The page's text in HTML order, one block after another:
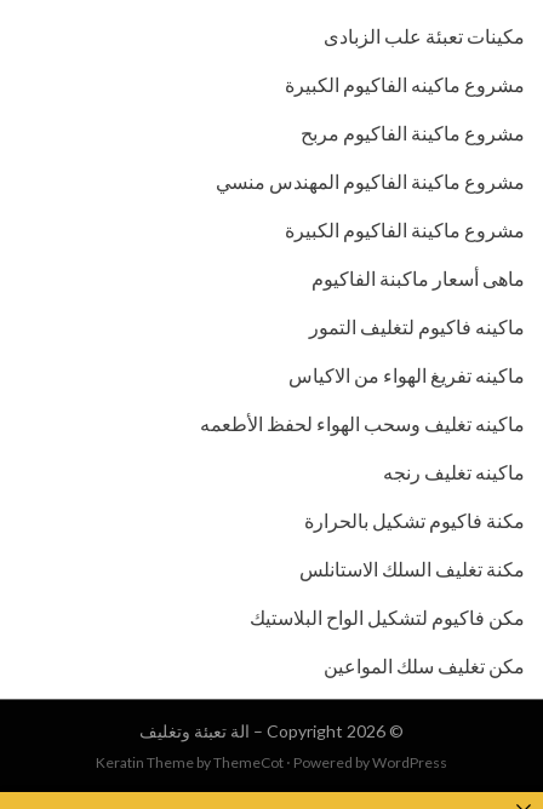
مكينات تعبئة علب الزبادى
مشروع ماكينه الفاكيوم الكبيرة
مشروع ماكينة الفاكيوم مربح
مشروع ماكينة الفاكيوم المهندس منسي
مشروع ماكينة الفاكيوم الكبيرة
ماهى أسعار ماكبنة الفاكيوم
ماكينه فاكيوم لتغليف التمور
ماكينه تفريغ الهواء من الاكياس
ماكينه تغليف وسحب الهواء لحفظ الأطعمه
ماكينه تغليف رنجه
مكنة فاكيوم تشكيل بالحرارة
مكنة تغليف السلك الاستانلس
مكن فاكيوم لتشكيل الواح البلاستيك
مكن تغليف سلك المواعين
© Copyright 2026 – الة تعبئة وتغليف
Keratin Theme byThemeCot ⋅ Powered byWordPress